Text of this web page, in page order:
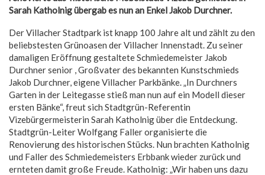
Sarah Katholnig übergab es nun an Enkel Jakob Durchner.
Der Villacher Stadtpark ist knapp 100 Jahre alt und zählt zu den
beliebstesten Grünoasen der Villacher Innenstadt. Zu seiner
damaligen Eröffnung gestaltete Schmiedemeister Jakob
Durchner senior , Großvater des bekannten Kunstschmieds
Jakob Durchner, eigene Villacher Parkbänke. „In Durchners
Garten in der Leitegasse stieß man nun auf ein Modell dieser
ersten Bänke“, freut sich Stadtgrün-Referentin
Vizebürgermeisterin Sarah Katholnig über die Entdeckung.
Stadtgrün-Leiter Wolfgang Faller organisierte die
Renovierung des historischen Stücks. Nun brachten Katholnig
und Faller des Schmiedemeisters Erbbank wieder zurück und
ernteten damit große Freude. Katholnig: „Wir haben uns dazu